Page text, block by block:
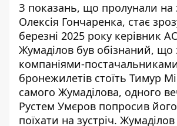
З показань, що пролунали на
Олексія Гончаренка, стає
березні 2025 року керівник
Жумаділов був обізнаний, що
компаніями-постачальниками
бронежилетів стоїть Тимур
самого Жумаділова, одного
Рустем Умєров попросив його
поїхати на зустріч.